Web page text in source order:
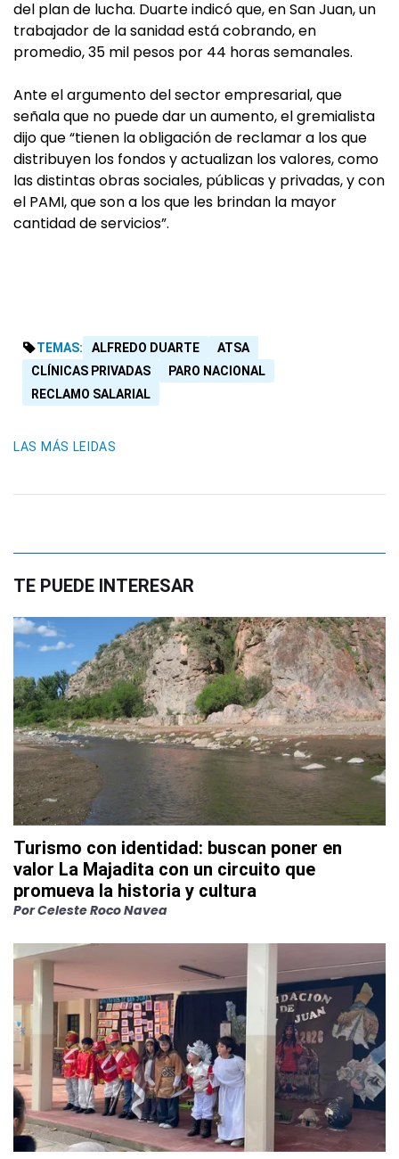
del plan de lucha. Duar­te indicó que, en San Juan, un
trabajador de la sanidad está cobrando, en
promedio, 35 mil pe­sos por 44 horas semanales.
Ante el argumento del sector empresarial, que
señala que no puede dar un aumento, el gre­mialista
dijo que “tienen la obligación de reclamar a los que
distribuyen los fondos y actuali­zan los valores, como
las distin­tas obras sociales, públicas y privadas, y con
el PAMI, que son a los que les brindan la mayor
cantidad de servicios”.
TEMAS: ALFREDO DUARTE
ATSA
CLÍNICAS PRIVADAS
PARO NACIONAL
RECLAMO SALARIAL
LAS MÁS LEIDAS
TE PUEDE INTERESAR
Turismo con identidad: buscan poner en
valor La Majadita con un circuito que
promueva la historia y cultura
PorCeleste Roco Navea